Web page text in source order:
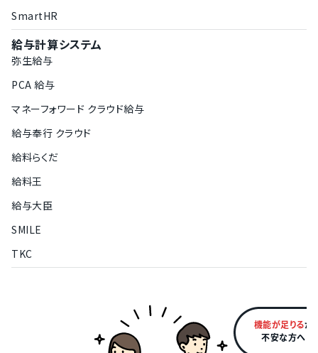
SmartHR
給与計算システム
弥生給与
PCA 給与
マネーフォワード クラウド給与
給与奉行 クラウド
給料らくだ
給料王
給与大臣
SMILE
TKC
機能が足りるか
不安な方へ